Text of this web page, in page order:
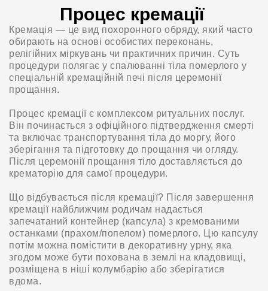
Процес кремації
Кремація — це вид похоронного обряду, який часто
обирають на основі особистих переконань,
релігійних міркувань чи практичних причин. Суть
процедури полягає у спалюванні тіла померлого у
спеціальній кремаційній печі після церемонії
прощання.
Процес кремації є комплексом ритуальних послуг.
Він починається з офіційного підтвердження смерті
та включає транспортування тіла до моргу, його
зберігання та підготовку до прощання чи огляду.
Після церемонії прощання тіло доставляється до
крематорію для самої процедури.
Що відбувається після кремації? Після завершення
кремації найближчим родичам надається
запечатаний контейнер (капсула) з кремованими
останками (прахом/попелом) померлого. Цю капсулу
потім можна помістити в декоративну урну, яка
згодом може бути похована в землі на кладовищі,
розміщена в ніші колумбарію або зберігатися
вдома.